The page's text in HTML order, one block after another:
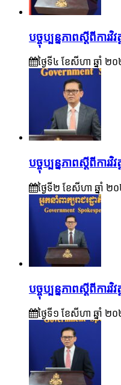
បច្ចុប្បន្នភាពស្ដីពីការ
ថ្ងៃទី៤ ខែ​សីហា ឆ្នាំ ២
បច្ចុប្បន្នភាពស្ដីពីការ
ថ្ងៃទី២ ខែ​សីហា ឆ្នាំ ២
បច្ចុប្បន្នភាពស្ដីពីការ
ថ្ងៃទី១ ខែ​សីហា ឆ្នាំ ២